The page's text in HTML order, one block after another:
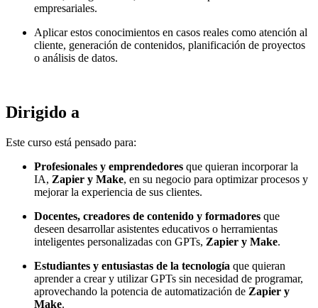
empresariales.
Aplicar estos conocimientos en casos reales como atención al
cliente, generación de contenidos, planificación de proyectos
o análisis de datos.
Dirigido a
Este curso está pensado para:
Profesionales y emprendedores que quieran incorporar la
IA, Zapier y Make, en su negocio para optimizar procesos y
mejorar la experiencia de sus clientes.
Docentes, creadores de contenido y formadores que
deseen desarrollar asistentes educativos o herramientas
inteligentes personalizadas con GPTs, Zapier y Make.
Estudiantes y entusiastas de la tecnología que quieran
aprender a crear y utilizar GPTs sin necesidad de programar,
aprovechando la potencia de automatización de Zapier y
Make.